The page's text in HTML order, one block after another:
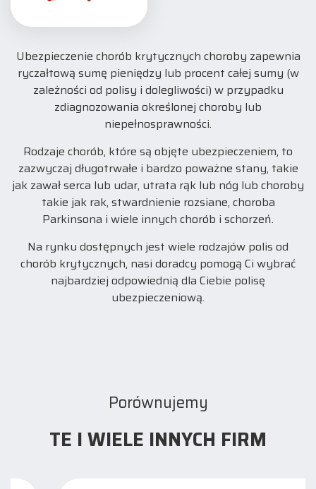
Ubezpieczenie chorób krytycznych choroby zapewnia
ryczałtową sumę pieniędzy lub procent całej sumy (w
zależności od polisy i dolegliwości) w przypadku
zdiagnozowania określonej choroby lub
niepełnosprawności.
Rodzaje chorób, które są objęte ubezpieczeniem, to
zazwyczaj długotrwałe i bardzo poważne stany, takie
jak zawał serca lub udar, utrata rąk lub nóg lub choroby
takie jak rak, stwardnienie rozsiane, choroba
Parkinsona i wiele innych chorób i schorzeń.
Na rynku dostępnych jest wiele rodzajów polis od
chorób krytycznych, nasi doradcy pomogą Ci wybrać
najbardziej odpowiednią dla Ciebie polisę
ubezpieczeniową.
Porównujemy
TE I WIELE INNYCH FIRM